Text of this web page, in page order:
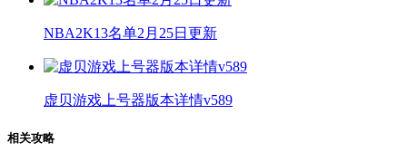
NBA2K13名单2月25日更新
虚贝游戏上号器版本详情v589
相关攻略